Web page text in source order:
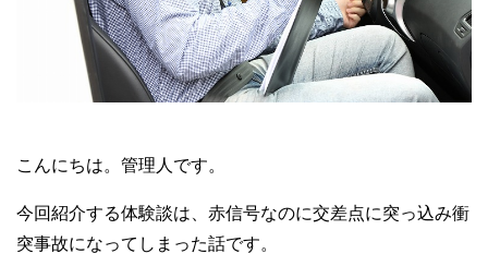
こんにちは。管理人です。
今回紹介する体験談は、赤信号なのに交差点に突っ込み衝
突事故になってしまった話です。